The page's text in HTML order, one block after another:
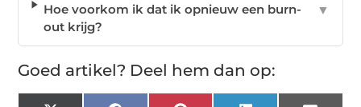
Hoe voorkom ik dat ik opnieuw een burn-
out krijg?
▼
Goed artikel? Deel hem dan op: